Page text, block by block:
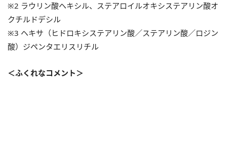
※2 ラウリン酸ヘキシル、ステアロイルオキシステアリン酸オ
クチルドデシル
※3 ヘキサ（ヒドロキシステアリン酸／ステアリン酸／ロジン
酸）ジペンタエリスリチル
＜ふくれなコメント＞